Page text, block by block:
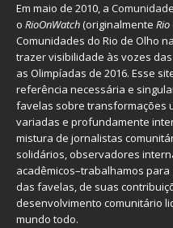
Em maio de 2010, a
o RioOnWatch(originalmente Rio
Comunidades do Rio de Olho
trazer visibilidade às vozes
as Olimpíadas de 2016. Esse
referência necessária e
favelas sobre transformações
variadas e profundamente
mistura de jornalistas
solidários, observadores
acadêmicos–trabalhamos
das favelas, de suas
desenvolvimento comunitário
mundo todo.